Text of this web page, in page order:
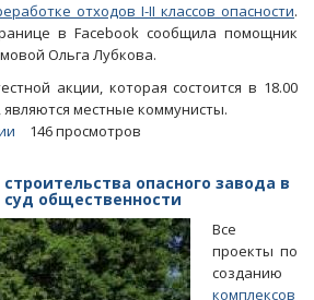
отходов I-II классов опасности.
в Facebook сообщила помощник
Ольга Лубкова.
акции, которая состоится в 18.00
местные коммунисты.
146 просмотров
опасного завода в
общественности
Все
проекты по
созданию
комплексов